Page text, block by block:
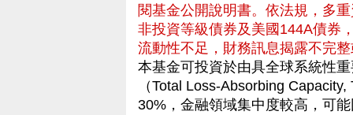
閱基金公開說明書。依法規，多
非投資等級債券及美國144A債券
流動性不足，財務訊息揭露不完
本基金可投資於由具全球系統性
（Total Loss-Absorbing
30%，金融領域集中度較高，可